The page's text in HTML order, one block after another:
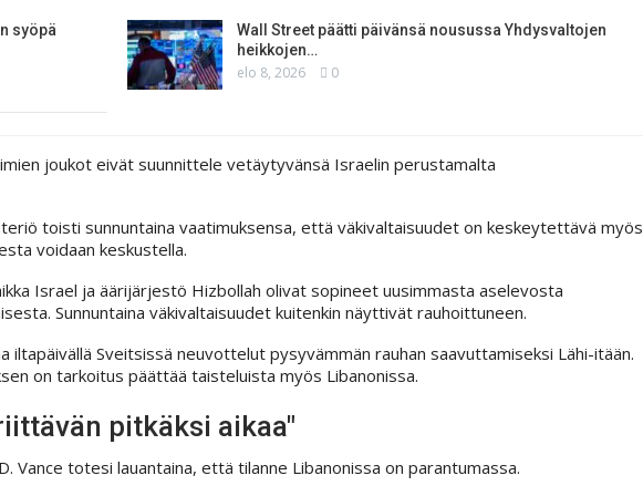
syöpä
Wall Street päätti päivänsä nousussa Yhdysvaltojen
heikkojen…
elo 8, 2026 0
joukot eivät suunnittele vetäytyvänsä Israelin perustamalta
toisti sunnuntaina vaatimuksensa, että väkivaltaisuudet on keskeytettävä myös
voidaan keskustella.
Israel ja äärijärjestö Hizbollah olivat sopineet uusimmasta aselevosta
Sunnuntaina väkivaltaisuudet kuitenkin näyttivät rauhoittuneen.
Sveitsissä neuvottelut pysyvämmän rauhan saavuttamiseksi Lähi-itään.
on tarkoitus päättää taisteluista myös Libanonissa.
pitkäksi aikaa"
Vance totesi lauantaina, että tilanne Libanonissa on parantumassa.